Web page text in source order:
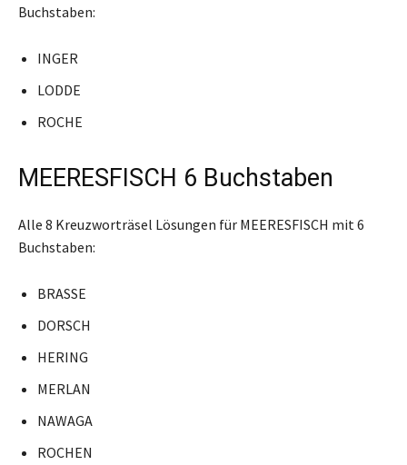
Buchstaben:
INGER
LODDE
ROCHE
MEERESFISCH 6 Buchstaben
Alle 8 Kreuzworträsel Lösungen für MEERESFISCH mit 6
Buchstaben:
BRASSE
DORSCH
HERING
MERLAN
NAWAGA
ROCHEN